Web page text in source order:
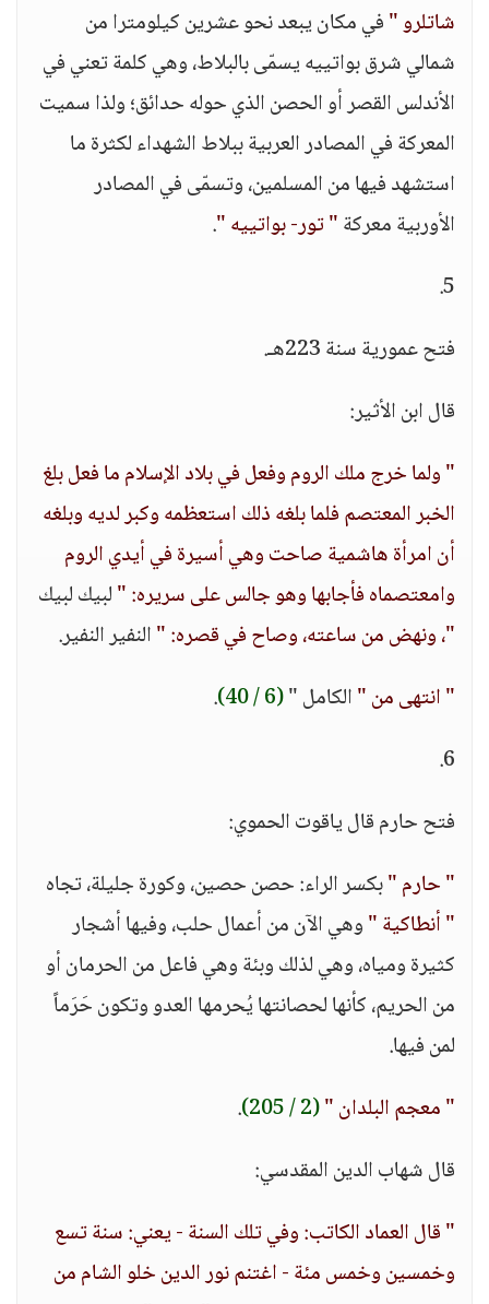
شاتلرو "في مكان يبعد نحو عشرين كيلومترا من
شمالي شرق بواتييه يسمّى بالبلاط، وهي كلمة تعني في
الأندلس القصر أو الحصن الذي حوله حدائق؛ ولذا سميت
المعركة في المصادر العربية ببلاط الشهداء لكثرة ما
استشهد فيها من المسلمين، وتسمّى في المصادر
الأوربية معركة" تور- بواتييه ".
5.
فتح عمورية سنة 223هـ.
قال ابن الأثير:
" ولما خرج ملك الروم وفعل في بلاد الإسلام ما فعل بلغ
الخبر المعتصم فلما بلغه ذلك استعظمه وكبر لديه وبلغه
أن امرأة هاشمية صاحت وهي أسيرة في أيدي الروم
وامعتصماه فأجابها وهو جالس على سريره: "لبيك لبيك
"، ونهض من ساعته، وصاح في قصره: "النفير النفير.
" انتهى من "الكامل "(6 / 40)
.
6.
فتح حارم قال ياقوت الحموي:
" حارم "بكسر الراء: حصن حصين، وكورة جليلة، تجاه
" أنطاكية "وهي الآن من أعمال حلب، وفيها أشجار
كثيرة ومياه، وهي لذلك وبئة وهي فاعل من الحرمان أو
من الحريم، كأنها لحصانتها يُحرمها العدو وتكون حَرَماً
لمن فيها.
" معجم البلدان "(2 / 205)
.
قال شهاب الدين المقدسي:
" قال العماد الكاتب: وفي تلك السنة - يعني: سنة تسع
وخمسين وخمس مئة - اغتنم نور الدين خلو الشام من